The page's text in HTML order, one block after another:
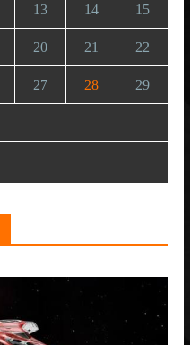
13 14 15
20 21 22
27 28 29